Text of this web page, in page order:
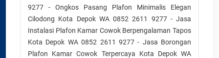
9277 - Ongkos Pasang Plafon Minimalis Elegan
Cilodong Kota Depok WA 0852 2611 9277 - Jasa
Instalasi Plafon Kamar Cowok Berpengalaman Tapos
Kota Depok WA 0852 2611 9277 - Jasa Borongan
Plafon Kamar Cowok Terpercaya Kota Depok WA